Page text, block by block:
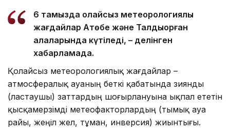
6 тамызда қолайсыз метеорологиялық
жағдайлар Ақтөбе және Талдықорған
қалаларында күтіледі, – делінген
хабарламада.
Қолайсыз метеорологиялық жағдайлар –
атмосфералық ауаның беткі қабатында зиянды
(ластаушы) заттардың шоғырлануына ықпал ететін
қысқамерзімді метеофакторлардың (тымық ауа
райы, жеңіл жел, тұман, инверсия) жиынтығы.